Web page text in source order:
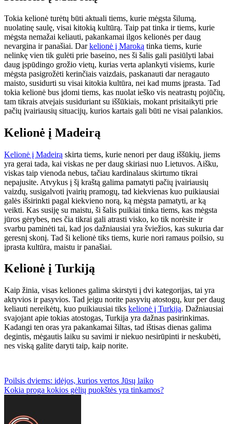
Tokia kelionė turėtų būti aktuali tiems, kurie mėgsta šilumą,
nuolatinę saulę, visai kitokią kultūrą. Taip pat tinka ir tiems, kurie
mėgsta nemažai keliauti, pakankamai ilgos kelionės per daug
nevargina ir panašiai. Darkelionė į Maroką tinka tiems, kurie
nelinkę vien tik gulėti prie baseino, nes ši šalis gali pasiūlyti labai
daug įspūdingo grožio vietų, kurias verta aplankyti visiems, kurie
mėgsta pasigrožėti kerinčiais vaizdais, paskanauti dar neragauto
maisto, susidurti su visai kitokia kultūra, nei kad mums įprasta. Tad
tokia kelionė bus įdomi tiems, kas nuolat ieško vis neatrastų pojūčių,
tam tikrais atvejais susiduriant su iššūkiais, mokant prisitaikyti prie
pačių įvairiausių situacijų, kurios kartais gali būti ne visai palankios.
Kelionė į Madeirą
Kelionė į Madeirą skirta tiems, kurie nenori per daug iššūkių, jiems
yra gerai tada, kai viskas ne per daug skiriasi nuo Lietuvos. Aišku,
viskas taip vienoda nebus, tačiau kardinalaus skirtumo tikrai
nepajusite. Atvykus į šį kraštą galima pamatyti pačių įvairiausių
vaizdų, susigalvoti įvairių pramogų, tad kiekvienas kuo puikiausiai
galės išsirinkti pagal kiekvieno norą, ką mėgsta pamatyti, ar ką
veikti. Kas susiję su maistu, ši šalis puikiai tinka tiems, kas mėgsta
jūros gėrybes, nes čia tikrai gali atrasti visko, ko tik norėsite ir
svarbu paminėti tai, kad jos dažniausiai yra šviežios, kas sukuria dar
geresnį skonį. Tad ši kelionė tiks tiems, kurie nori ramaus poilsio, su
įprasta kultūra, maistu ir panašiai.
Kelionė į Turkiją
Kaip žinia, visas keliones galima skirstyti į dvi kategorijas, tai yra
aktyvios ir pasyvios. Tad jeigu norite pasyvių atostogų, kur per daug
keliauti nereikėtų, kuo puikiausiai tiks kelionė į Turkiją. Dažniausiai
svajojant apie tokias atostogas, Turkija yra dažnas pasirinkimas.
Kadangi ten oras yra pakankamai šiltas, tad ištisas dienas galima
degintis, mėgautis laiku su savimi ir niekuo nesirūpinti ir neskubėti,
nes viską galite daryti taip, kaip norite.
Navigacija
tarp
Poilsis dviems: idėjos, kurios vertos Jūsų laiko
Kokia proga kokios gėlių puokštės yra tinkamos?